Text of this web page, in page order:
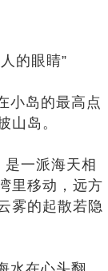
的眼睛”
岛的最高点
岛。
一派海天相
里移动，远方
雾的起散若隐